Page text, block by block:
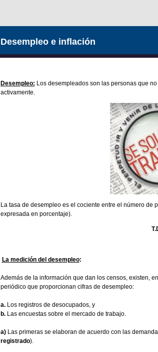
Desempleo e inflación
Desempleo: Los desempleados son las personas que
activamente.
La tasa de desempleo es el cociente entre el número
expresada en porcentaje).
La medición del desempleo:
Además de la información que dan los censos, existen,
periódico que proporcionan cifras de desempleo:
a.Los registros de desocupados, y
b.Las encuestas sobre el mercado de trabajo.
a)Las primeras se elaboran de acuerdo con las
registrado).